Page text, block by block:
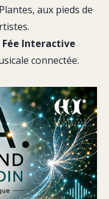
aux pieds de
Fée Interactive
connectée.